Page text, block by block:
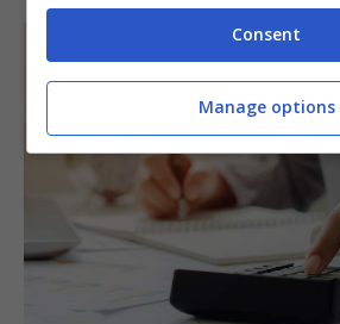
Consent
Manage options